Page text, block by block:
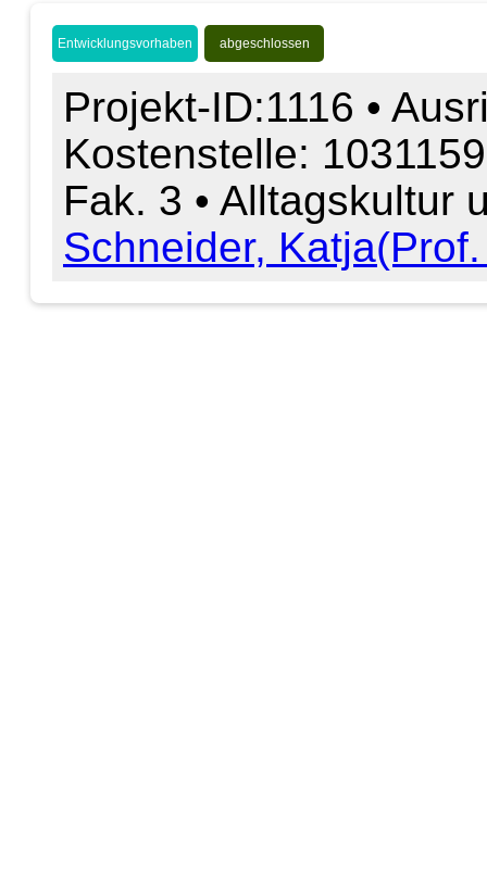
Entwicklungsvorhaben abgeschlossen
Projekt-ID:1116 •
Kostenstelle:
Fak. 3 • Alltagskultur
Schneider,